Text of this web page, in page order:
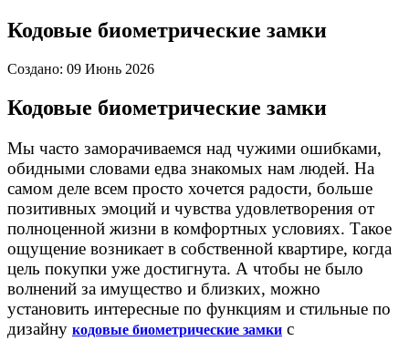
Кодовые биометрические замки
Создано: 09 Июнь 2026
Кодовые биометрические замки
Мы часто заморачиваемся над чужими ошибками,
обидными словами едва знакомых нам людей. На
самом деле всем просто хочется радости, больше
позитивных эмоций и чувства удовлетворения от
полноценной жизни в комфортных условиях. Такое
ощущение возникает в собственной квартире, когда
цель покупки уже достигнута. А чтобы не было
волнений за имущество и близких, можно
установить интересные по функциям и стильные по
дизайну кодовые биометрические замки с